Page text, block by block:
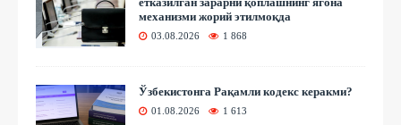
механизми жорий этилмоқда
03.08.2026 1 868
Ўзбекистонга Рақамли кодекс керакми?
01.08.2026 1 613